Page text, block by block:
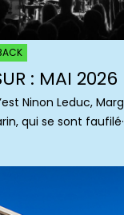
: MAI 2026
Ninon Leduc,
qui se sont